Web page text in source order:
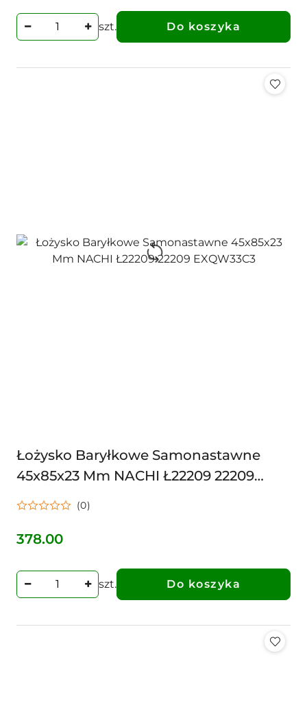
szt. Do koszyka
Łożysko Baryłkowe Samonastawne
45x85x23 Mm NACHI Ł22209 22209
EXQW33C3
(0)
Cena:
378.00
szt. Do koszyka